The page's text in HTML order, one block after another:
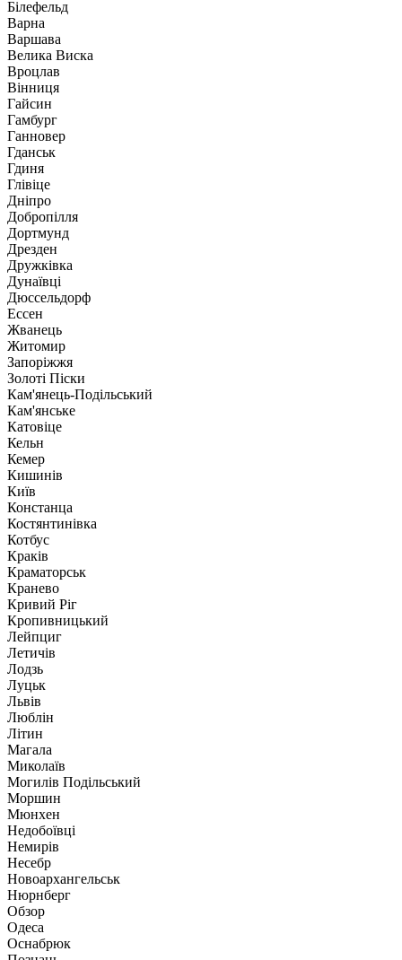
Білефельд
Варна
Варшава
Велика Виска
Вроцлав
Вінниця
Гайсин
Гамбург
Ганновер
Гданськ
Гдиня
Глівіце
Дніпро
Добропілля
Дортмунд
Дрезден
Дружківка
Дунаївці
Дюссельдорф
Ессен
Жванець
Житомир
Запоріжжя
Золоті Піски
Кам'янець-Подільський
Кам'янське
Катовіце
Кельн
Кемер
Кишинів
Київ
Констанца
Костянтинівка
Котбус
Краків
Краматорськ
Кранево
Кривий Ріг
Кропивницький
Лейпциг
Летичів
Лодзь
Луцьк
Львів
Люблін
Літин
Магала
Миколаїв
Могилів Подільський
Моршин
Мюнхен
Недобоївці
Немирів
Несебр
Новоархангельськ
Нюрнберг
Обзор
Одеса
Оснабрюк